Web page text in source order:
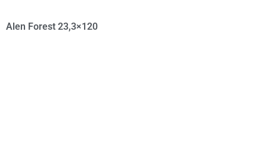
Alen Forest 23,3×120